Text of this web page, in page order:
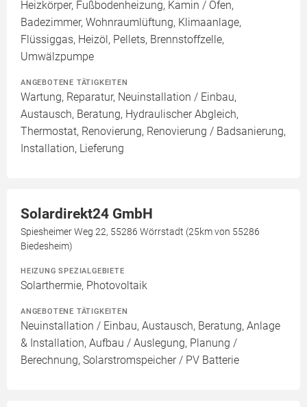
Heizkörper, Fußbodenheizung, Kamin / Ofen,
Badezimmer, Wohnraumlüftung, Klimaanlage,
Flüssiggas, Heizöl, Pellets, Brennstoffzelle,
Umwälzpumpe
ANGEBOTENE TÄTIGKEITEN
Wartung, Reparatur, Neuinstallation / Einbau,
Austausch, Beratung, Hydraulischer Abgleich,
Thermostat, Renovierung, Renovierung / Badsanierung,
Installation, Lieferung
Solardirekt24 GmbH
Spiesheimer Weg 22, 55286 Wörrstadt (25km von 55286
Biedesheim)
HEIZUNG SPEZIALGEBIETE
Solarthermie, Photovoltaik
ANGEBOTENE TÄTIGKEITEN
Neuinstallation / Einbau, Austausch, Beratung, Anlage
& Installation, Aufbau / Auslegung, Planung /
Berechnung, Solarstromspeicher / PV Batterie